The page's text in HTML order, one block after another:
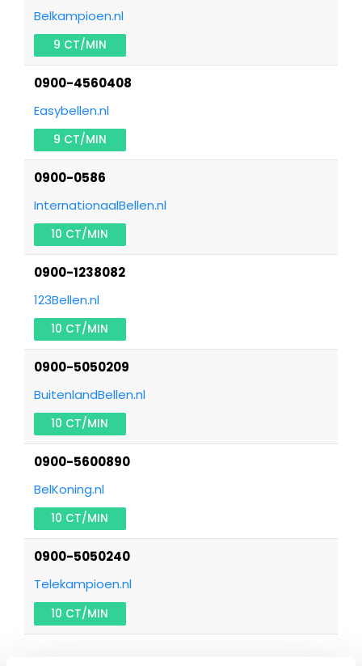
Belkampioen.nl
9 CT/MIN
0900-4560408
Easybellen.nl
9 CT/MIN
0900-0586
InternationaalBellen.nl
10 CT/MIN
0900-1238082
123Bellen.nl
10 CT/MIN
0900-5050209
BuitenlandBellen.nl
10 CT/MIN
0900-5600890
BelKoning.nl
10 CT/MIN
0900-5050240
Telekampioen.nl
10 CT/MIN